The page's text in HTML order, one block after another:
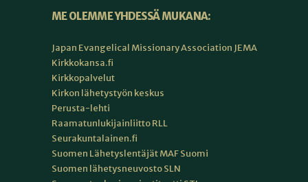
ME OLEMME YHDESSÄ MUKANA:
Japan Evangelical Missionary Association JEMA
Kirkkokansa.fi
Kirkkopalvelut
Kirkon lähetystyön keskus
Perusta-lehti
Raamatunlukijainliitto RLL
Seurakuntalainen.fi
Suomen Lähetyslentäjät MAF Suomi
Suomen lähetysneuvosto SLN